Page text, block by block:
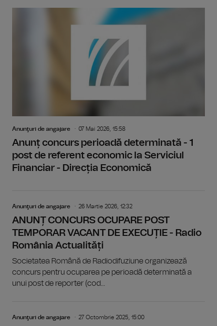
Anunţuri de angajare 07 Mai 2026, 15:58
Anunț concurs perioadă determinată - 1
post de referent economic la Serviciul
Financiar - Direcția Economică
Anunţuri de angajare 26 Martie 2026, 12:32
ANUNȚ CONCURS OCUPARE POST
TEMPORAR VACANT DE EXECUȚIE - Radio
România Actualități
Societatea Română de Radiodifuziune organizează
concurs pentru ocuparea pe perioadă determinată a
unui post de reporter (cod...
Anunţuri de angajare 27 Octombrie 2025, 15:00